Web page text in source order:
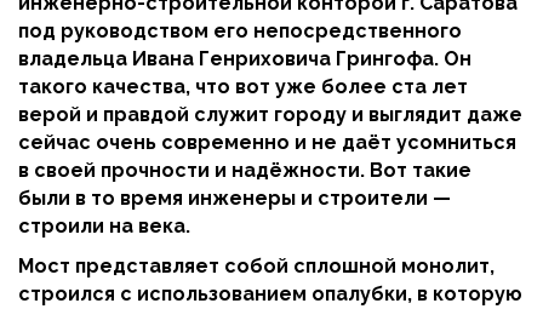
под руководством его непосредственного
владельца Ивана Генриховича Грингофа. Он
такого качества, что вот уже более ста лет
верой и правдой служит городу и выглядит даже
сейчас очень современно и не даёт усомниться
в своей прочности и надёжности. Вот такие
были в то время инженеры и строители —
строили на века.
Мост представляет собой сплошной монолит,
строился с использованием опалубки, в которую